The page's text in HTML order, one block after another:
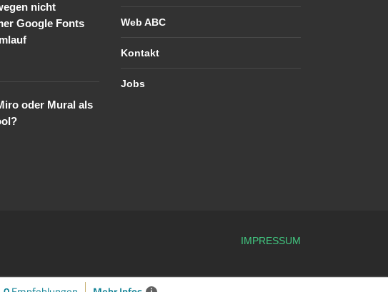
nicht
Google Fonts
oder Mural als
Web ABC
Kontakt
Jobs
IMPRESSUM